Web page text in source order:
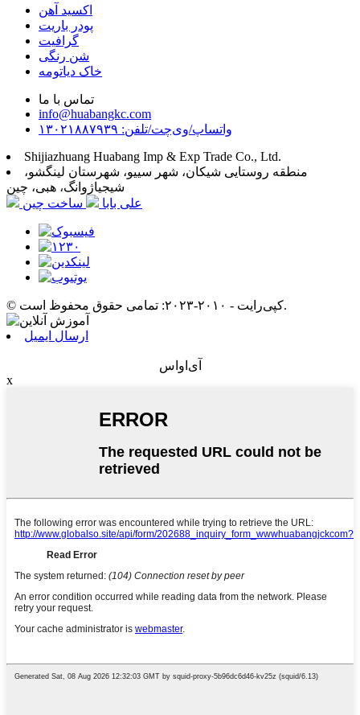
اکسید آهن
پودر باریت
گرافیت
شن رنگی
خاک دیاتومه
تماس با ما
info@huabangkc.com
واتساپ/وی‌چت/تلفن: ۱۳۰۲۱۸۸۷۹۳۹
Shijiazhuang Huabang Imp & Exp Trade Co., Ltd.
منطقه روستایی شیکان، شهر سییو، شهرستان لینگشو،
شیجیاژوانگ، هبی، چین
علی بابا
ساخت چین
© کپی‌رایت - ۲۰۱۰-۲۰۲۳: تمامی حقوق محفوظ است.
ارسال ایمیل
آی‌او‌اس
x